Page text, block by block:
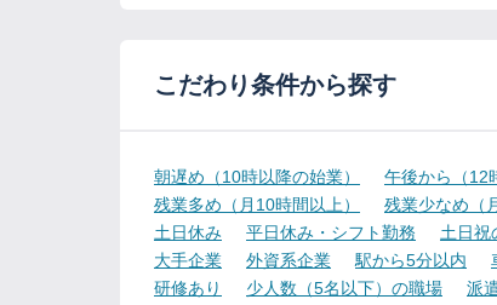
こだわり条件から探す
朝遅め（10時以降の始業） 午後から（12
残業多め（月10時間以上）
残業少なめ（
土日休み
平日休み・シフト勤務 土日祝
大手企業
外資系企業 駅から5分以内
研修あり
少人数（5名以下）の職場 派